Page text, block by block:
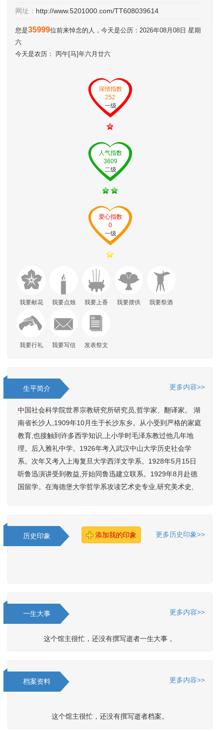
网址： http://www.5201000.com/TT608039614
您是35999位前来悼念的人，今天是公历：2026年08月08日 星期
六
今天是农历： 丙午[马]年六月廿六
深情指数
252
一级
人气指数
3609
二级
爱心指数
0
一级
我要献花 我要点烛 我要上香 我要摆供 我要祭酒
我要行礼 我要写信 发表祭文
生平简介 更多内容>>
中国社会科学院世界宗教研究所研究员,哲学家、翻译家。 湖
南省长沙人,1909年10月生于长沙东乡。从小受到严格的家庭
教育,也接触到许多西学知识,上小学时毛泽东教过他几年地
理。后入雅礼中学。1926年考入武汉中山大学历史社会学
系。次年又考入上海复旦大学西洋文学系。1928年5月15日
听鲁迅演讲受到教益,开始同鲁迅建立联系。1929年8月赴德
国留学。在海德堡大学哲学系攻读艺术史专业,研究美术史,
历史印象 添加我的印象 更多历史印象>>
一生大事 更多内容>>
这个馆主很忙，还没有撰写逝者一生大事 。
档案资料 更多内容>>
这个馆主很忙，还没有撰写逝者档案。